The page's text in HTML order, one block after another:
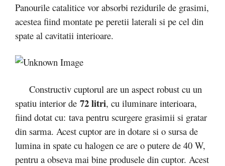
Panourile catalitice vor absorbi rezidurile de grasimi,
acestea fiind montate pe peretii laterali si pe cel din
spate al cavitatii interioare.
Constructiv cuptorul are un aspect robust cu un
spatiu interior de 72 litri, cu iluminare interioara,
fiind dotat cu: tava pentru scurgere grasimii si gratar
din sarma. Acest cuptor are in dotare si o sursa de
lumina in spate cu halogen ce are o putere de 40 W,
pentru a obseva mai bine produsele din cuptor. Acest